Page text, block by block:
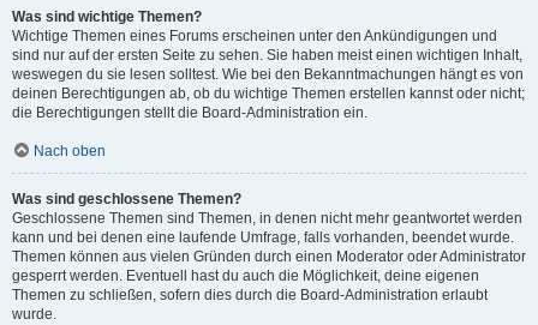
Was sind wichtige Themen?
Wichtige Themen eines Forums erscheinen unter den Ankündigungen und
sind nur auf der ersten Seite zu sehen. Sie haben meist einen wichtigen Inhalt,
weswegen du sie lesen solltest. Wie bei den Bekanntmachungen hängt es von
deinen Berechtigungen ab, ob du wichtige Themen erstellen kannst oder nicht;
die Berechtigungen stellt die Board-Administration ein.
Nach oben
Was sind geschlossene Themen?
Geschlossene Themen sind Themen, in denen nicht mehr geantwortet werden
kann und bei denen eine laufende Umfrage, falls vorhanden, beendet wurde.
Themen können aus vielen Gründen durch einen Moderator oder Administrator
gesperrt werden. Eventuell hast du auch die Möglichkeit, deine eigenen
Themen zu schließen, sofern dies durch die Board-Administration erlaubt
wurde.